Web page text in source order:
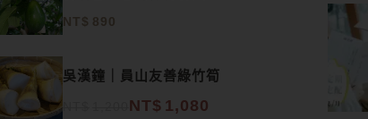
NT$ 890
吳漢鐘｜員山友善綠竹筍
NT$ 1,080